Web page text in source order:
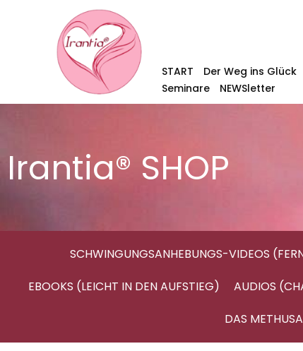
START Der Weg ins Glück
Seminare
NEWSletter
Irantia® SHOP
SCHWINGUNGSANHEBUNGS-VIDEOS
EBOOKS (LEICHT IN DEN AUFSTIEG)
AUDIOS
DAS